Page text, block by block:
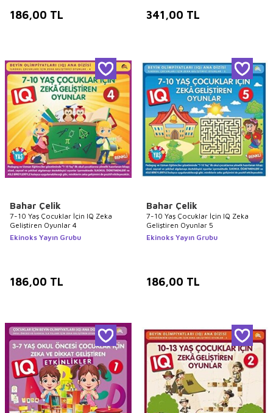
186,00 TL 341,00 TL
Bahar Çelik
7-10 Yaş Çocuklar İçin IQ Zeka
Geliştiren Oyunlar 4
Ekinoks Yayın Grubu
186,00 TL
Bahar Çelik
7-10 Yaş Çocuklar İçin IQ Zeka
Geliştiren Oyunlar 5
Ekinoks Yayın Grubu
186,00 TL